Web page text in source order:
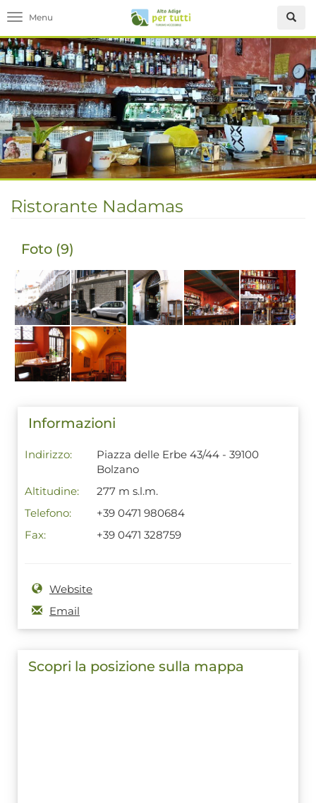
Toggle navigation
Ristorante Nadamas
Foto (9)
Informazioni
Indirizzo:
Piazza delle Erbe 43/44 - 39100
Bolzano
Altitudine:
277 m s.l.m.
Telefono:
+39 0471 980684
Fax:
+39 0471 328759
Website
Email
Scopri la posizione sulla mappa